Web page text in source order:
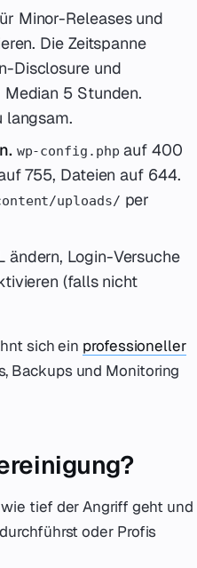
Minor-Releases und
Die Zeitspanne
Disclosure und
5 Stunden.
langsam.
wp-config.php auf 400
755, Dateien auf 644.
uploads/ per
ändern, Login-Versuche
(falls nicht
sich ein professioneller
Backups und Monitoring
tief der Angriff geht und
oder Profis